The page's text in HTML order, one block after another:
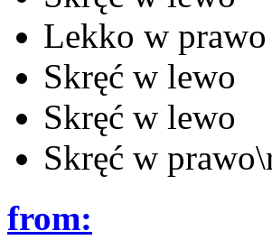
Lekko w prawo
Skręć w lewo
Skręć w lewo
Skręć w
from: